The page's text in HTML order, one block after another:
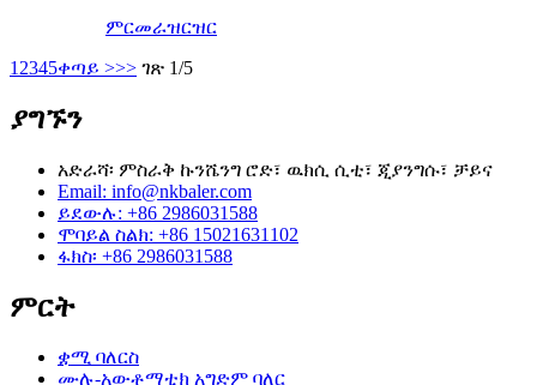
ምርመራዝርዝር
1 2345ቀጣይ >>> ገጽ 1/5
ያግኙን
አድራሻ፡ ምስራቅ ኩንሼንግ ሮድ፣ ዉክሲ ሲቲ፣ ጂያንግሱ፣ ቻይና
Email: info@nkbaler.com
ይደውሉ: +86 2986031588
ሞባይል ስልክ: +86 15021631102
ፋክስ፡ +86 2986031588
ምርት
ቋሚ ባለርስ
ሙሉ-አውቶማቲክ አግድም ባለር